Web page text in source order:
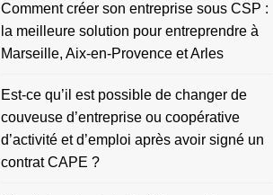
Comment créer son entreprise sous CSP :
la meilleure solution pour entreprendre à
Marseille, Aix-en-Provence et Arles
Est-ce qu’il est possible de changer de
couveuse d’entreprise ou coopérative
d’activité et d’emploi après avoir signé un
contrat CAPE ?